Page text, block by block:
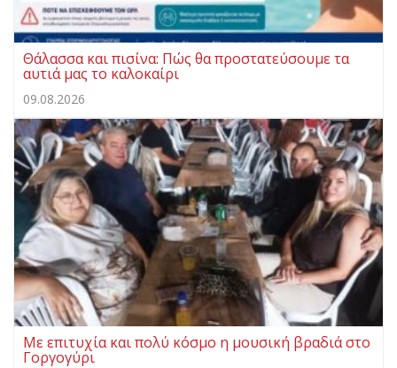
Θάλασσα και πισίνα: Πώς θα προστατεύσουμε τα
αυτιά μας το καλοκαίρι
09.08.2026
Με επιτυχία και πολύ κόσμο η μουσική βραδιά στο
Γοργογύρι